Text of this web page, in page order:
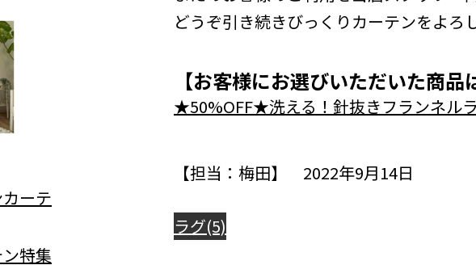
どうぞ引き続きびっくりカーテンをよろ
【お客様にお選びいただいた商品
★50%OFF★洗える！針抜きフランネル
【担当：梅田】 2022年9月14日
ラグ(5)